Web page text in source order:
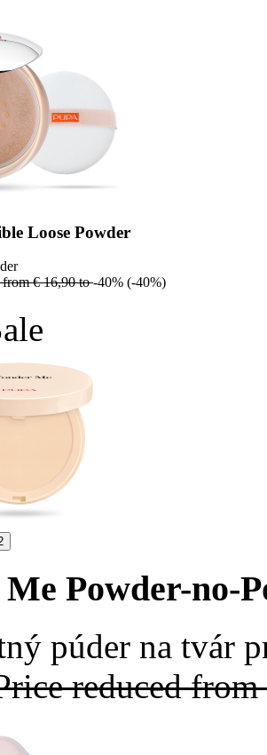
Loose Powder
from€ 16,90to-40% (-40%)
Powder-no-
púder na tvár
reduced from